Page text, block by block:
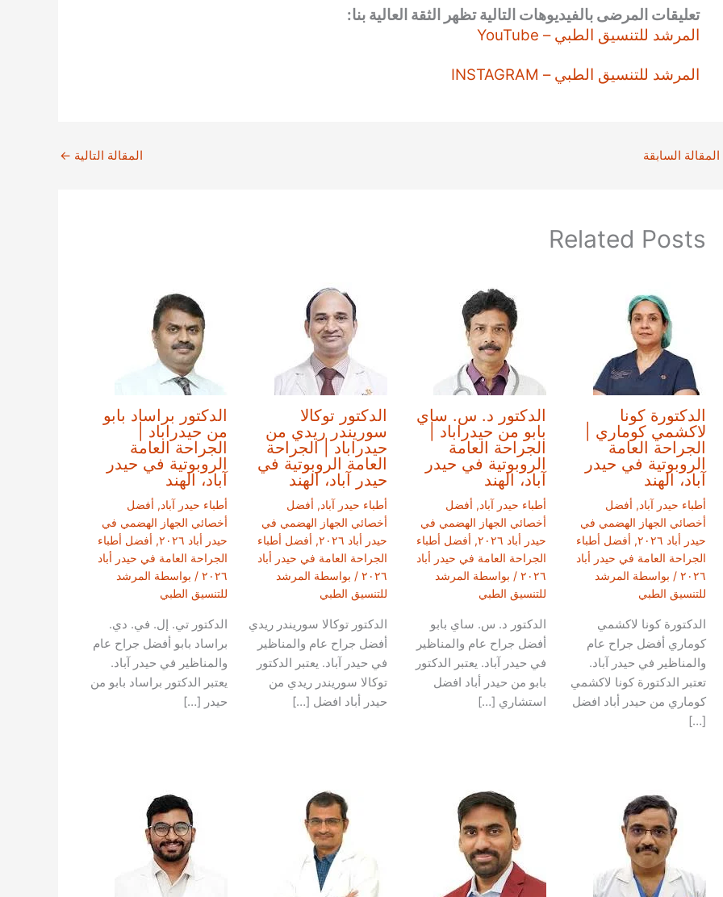
تعليقات المرضى بالفيديوهات التالية تظهر الثقة العالية بنا:
المرشد للتنسيق الطبي – YouTube
المرشد للتنسيق الطبي – INSTAGRAM
المقالة السابقة المقالة التالية ←
Related Posts
الدكتورة كونا
لاكشمي كوماري |
الجراحة العامة
الروبوتية في حيدر
آباد، الهند
أطباء حيدر آباد, أفضل
أخصائي الجهاز الهضمي في
حيدر أباد ٢٠٢٦
, أفضل أطباء
الجراحة العامة في حيدر أباد
٢٠٢٦ / بواسطة المرشد
للتنسيق الطبي
الدكتورة كونا لاكشمي
كوماري أفضل جراح عام
والمناظير في حيدر آباد.
تعتبر الدكتورة كونا لاكشمي
كوماري من حيدر أباد افضل
[…]
الدكتور د. س. ساي
بابو من حيدراباد |
الجراحة العامة
الروبوتية في حيدر
آباد، الهند
أطباء حيدر آباد, أفضل
أخصائي الجهاز الهضمي في
حيدر أباد ٢٠٢٦
, أفضل أطباء
الجراحة العامة في حيدر أباد
٢٠٢٦ / بواسطة المرشد
للتنسيق الطبي
الدكتور د. س. ساي بابو
أفضل جراح عام والمناظير
في حيدر آباد. يعتبر الدكتور
بابو من حيدر أباد افضل
استشاري […]
الدكتور توكالا
سوريندر ريدي من
حيدراباد | الجراحة
العامة الروبوتية في
حيدر آباد، الهند
أطباء حيدر آباد, أفضل
أخصائي الجهاز الهضمي في
حيدر أباد ٢٠٢٦
, أفضل أطباء
الجراحة العامة في حيدر أباد
٢٠٢٦ / بواسطة المرشد
للتنسيق الطبي
الدكتور توكالا سوريندر ريدي
أفضل جراح عام والمناظير
في حيدر آباد. يعتبر الدكتور
توكالا سوريندر ريدي من
حيدر أباد افضل […]
الدكتور براساد بابو
من حيدراباد |
الجراحة العامة
الروبوتية في حيدر
آباد، الهند
أطباء حيدر آباد, أفضل
أخصائي الجهاز الهضمي في
حيدر أباد ٢٠٢٦
, أفضل أطباء
الجراحة العامة في حيدر أباد
٢٠٢٦ / بواسطة المرشد
للتنسيق الطبي
الدكتور تي. إل. في. دي.
براساد بابو أفضل جراح عام
والمناظير في حيدر آباد.
يعتبر الدكتور براساد بابو من
حيدر […]